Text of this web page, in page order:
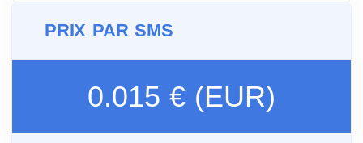
PRIX PAR SMS
0.015 € (EUR)